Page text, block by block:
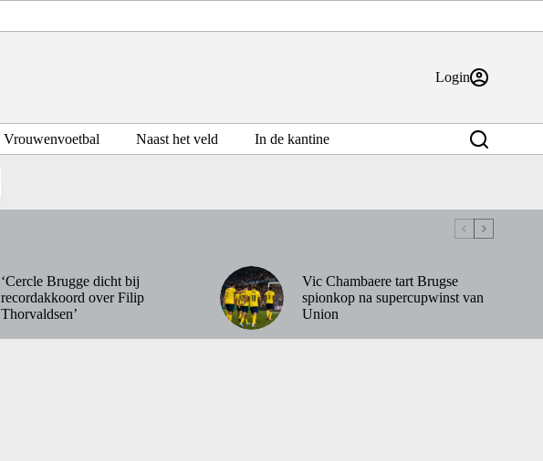
Login
Vrouwenvoetbal Naast het veld In de kantine
‘Cercle Brugge dicht bij
recordakkoord over Filip
Thorvaldsen’
Vic Chambaere tart Brugse
spionkop na supercupwinst van
Union